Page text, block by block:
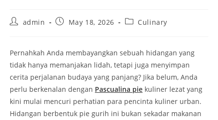
Postadmin
PostMay 18, 2026
PostCulinary
Pernahkah Anda membayangkan sebuah hidangan yang
tidak hanya memanjakan lidah, tetapi juga menyimpan
cerita perjalanan budaya yang panjang? Jika belum, Anda
perlu berkenalan dengan Pascualina pie kuliner lezat yang
kini mulai mencuri perhatian para pencinta kuliner urban.
Hidangan berbentuk pie gurih ini bukan sekadar makanan